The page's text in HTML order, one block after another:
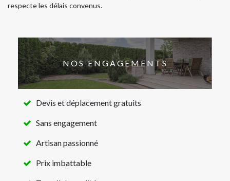
respecte les délais convenus.
NOS ENGAGEMENTS
Devis et déplacement gratuits
Sans engagement
Artisan passionné
Prix imbattable